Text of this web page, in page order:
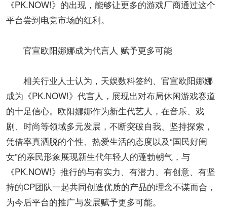
《PK.NOW!》的出现，能够让更多的游戏厂商通过这个
平台尝到电竞市场的红利。
官宣欧阳娜娜成为代言人 赋予更多可能
相关行业人士认为，天娱数科签约、官宣欧阳娜娜
成为《PK.NOW!》代言人，展现出对布局休闲游戏赛道
的十足信心。欧阳娜娜作为新生代艺人，在音乐、戏
剧、时尚等领域多元发展，不断突破自我、坚持探索，
凭借率真洒脱的个性、热爱生活的态度以及“国民好闺
女”的亲民形象展现新生代年轻人的蓬勃朝气，与
《PK.NOW!》推行的与有实力、有潜力、有创意、有坚
持的CP团队一起共同创造优质的产品的理念不谋而合，
为今后平台的推广与发展赋予更多可能。